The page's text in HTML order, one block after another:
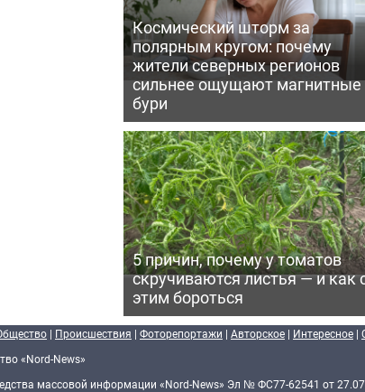
Космический шторм за
полярным кругом: почему
жители северных регионов
сильнее ощущают магнитные
бури
5 причин, почему у томатов
скручиваются листья — и как
этим бороться
| Происшествия | Фоторепортажи | Авторское | Интересное |
«Nord-News»
массовой информации «Nord-News» Эл № ФС77-62541 от